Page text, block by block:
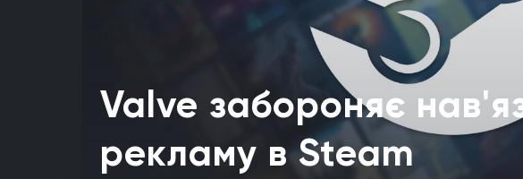
Valve забороняє
рекламу в Steam